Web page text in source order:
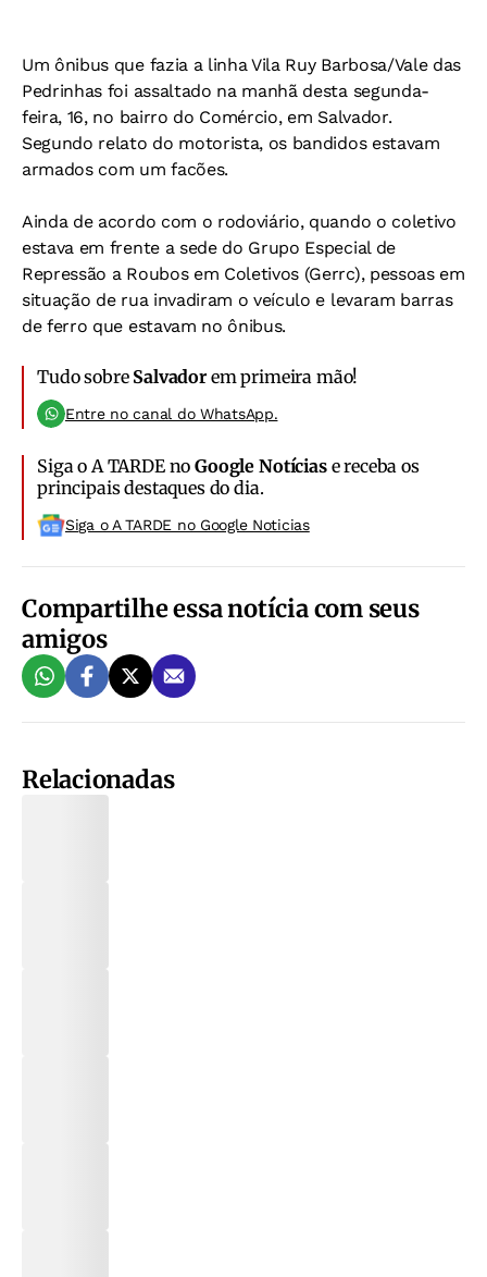
Um ônibus que fazia a linha Vila Ruy Barbosa/Vale das
Pedrinhas foi assaltado na manhã desta segunda-
feira, 16, no bairro do Comércio, em Salvador.
Segundo relato do motorista, os bandidos estavam
armados com um facões.
Ainda de acordo com o rodoviário, quando o coletivo
estava em frente a sede do Grupo Especial de
Repressão a Roubos em Coletivos (Gerrc), pessoas em
situação de rua invadiram o veículo e levaram barras
de ferro que estavam no ônibus.
Tudo sobre Salvadorem primeira mão!
Entre no canal do WhatsApp.
Siga o A TARDE noGoogle Notíciase receba os
principais destaques do dia.
Siga o A TARDE no Google Noticias
Compartilhe essa notícia com seus
amigos
Relacionadas